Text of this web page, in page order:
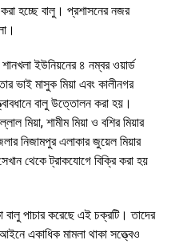
হচ্ছে বালু। প্রশাসনের নজর
ইউনিয়নের ৪ নম্বর ওয়ার্ড
ভাই মাসুক মিয়া এবং কালীনগর
বালু উত্তোলন করা হয়।
মিয়া, শামীম মিয়া ও বশির মিয়ার
নিজামপুর এলাকার জুয়েল মিয়ার
থেকে ট্রাকযোগে বিক্রি করা হয়
পাচার করেছে এই চক্রটি। তাদের
একাধিক মামলা থাকা সত্ত্বেও